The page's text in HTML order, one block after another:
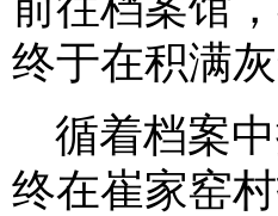
终于在积满
循着档案
终在崔家窑